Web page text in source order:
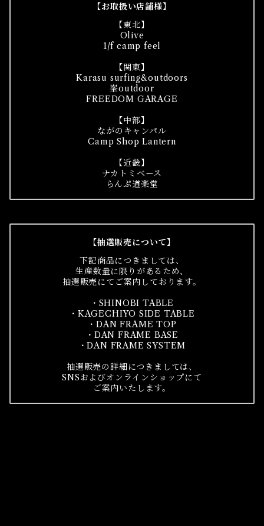
【お取扱い店舗様】
【東北】
Olive
1/f camp feel
【関東】
Karasu surfing&outdoors
峯outdoor
FREEDOM GARAGE
【中部】
ながのキャンパル
Camp Shop Lantern
【近畿】
ナカトミベース
らんぷ道楽堂
【抽選販売について】
下記商品につきましては、
生産数量に限りがあるため、
抽選販売にてご案内しております。
・SHINOBI TABLE
・KAGECHIYO SIDE TABLE
・DAN FRAME TOP
・DAN FRAME BASE
・DAN FRAME SYSTEM
抽選販売の詳細につきましては、
SNSおよびオンラインショップにて
ご案内いたします。